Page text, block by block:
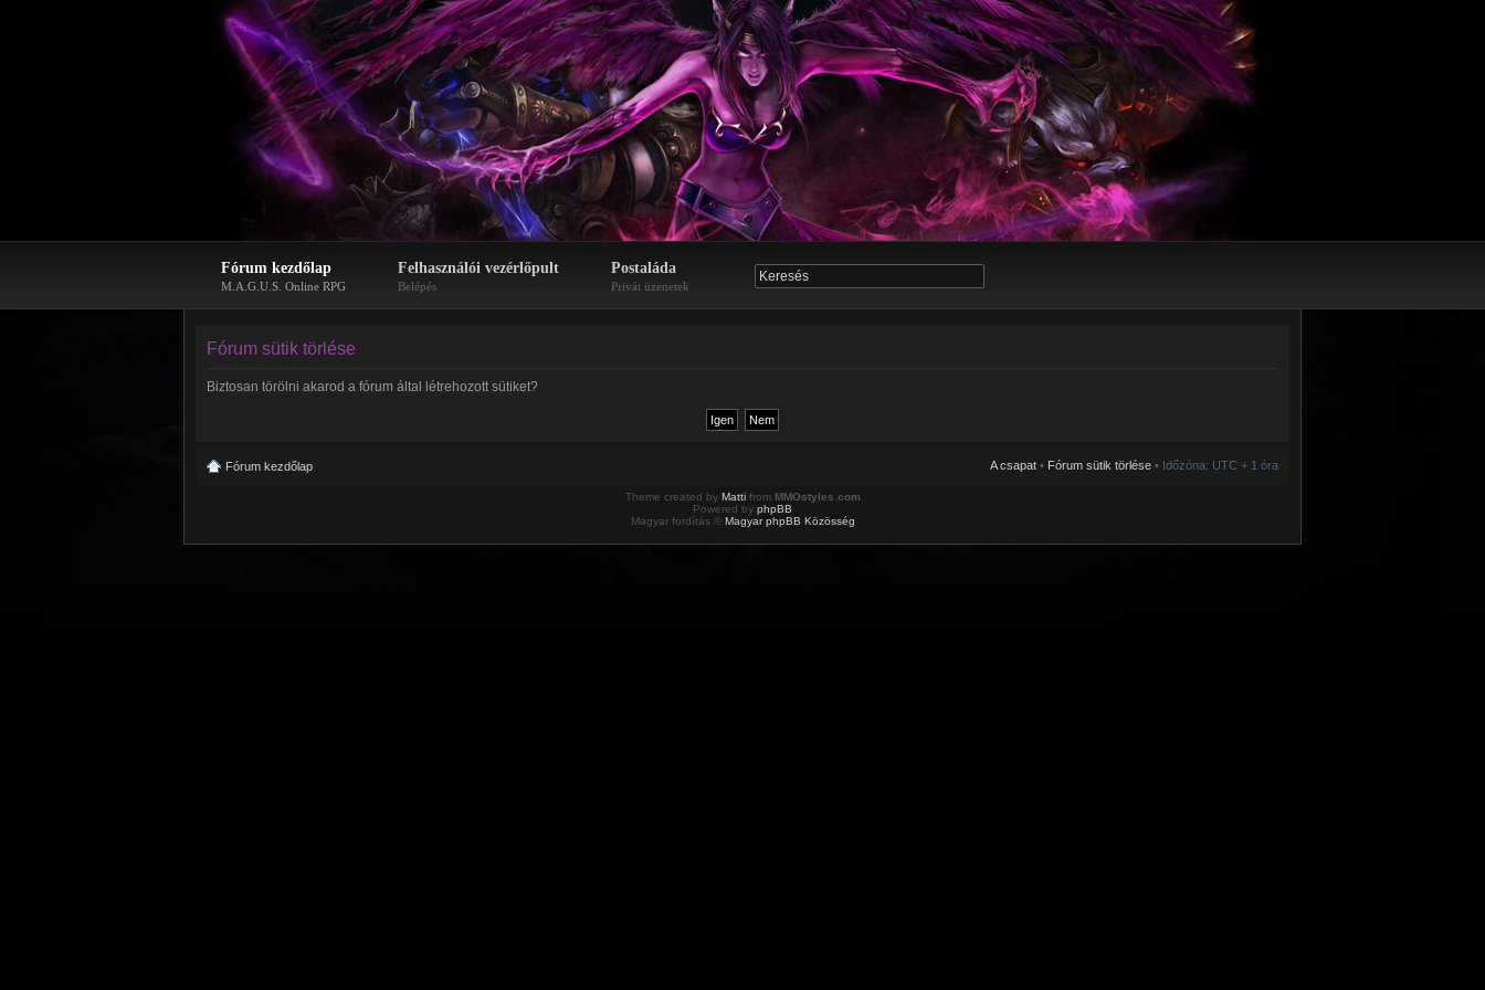
Fórum kezdőlap
M.A.G.U.S. Online RPG
Felhasználói vezérlőpult
Belépés
Postaláda
Privát üzenetek
Fórum sütik törlése
Biztosan törölni akarod a fórum által létrehozott sütiket?
Fórum kezdőlap A csapat • Fórum sütik törlése • Időzóna: UTC + 1 óra
Theme created by Mattifrom MMOstyles.com
Powered by phpBB
Magyar fordítás © Magyar phpBB Közösség